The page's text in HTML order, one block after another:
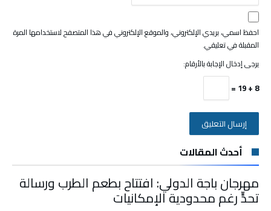
احفظ اسمي، بريدي الإلكتروني، والموقع الإلكتروني في هذا المتصفح لاستخدامها المرة
المقبلة في تعليقي.
يرجى إدخال الإجابة بالأرقام:
8 + 19 =
أحدث المقالات
مهرجان باجة الدولي: افتتاح بطعم الطرب ورسالة
تحدٍّ رغم محدودية الإمكانيات